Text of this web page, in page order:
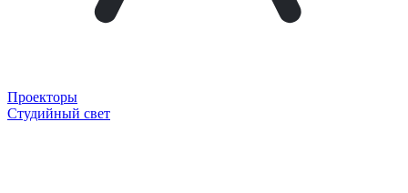
Проекторы
Студийный свет